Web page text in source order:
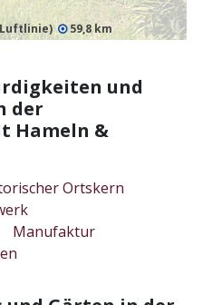
59,8 km
und
der
Hameln &
Ortskern
Manufaktur